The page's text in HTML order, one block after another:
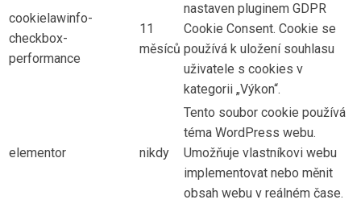
cookielawinfo-
checkbox-
performance
11
měsíců
nastaven pluginem GDPR
Cookie Consent. Cookie se
používá k uložení souhlasu
uživatele s cookies v
kategorii „Výkon“.
elementor nikdy
Tento soubor cookie používá
téma WordPress webu.
Umožňuje vlastníkovi webu
implementovat nebo měnit
obsah webu v reálném čase.